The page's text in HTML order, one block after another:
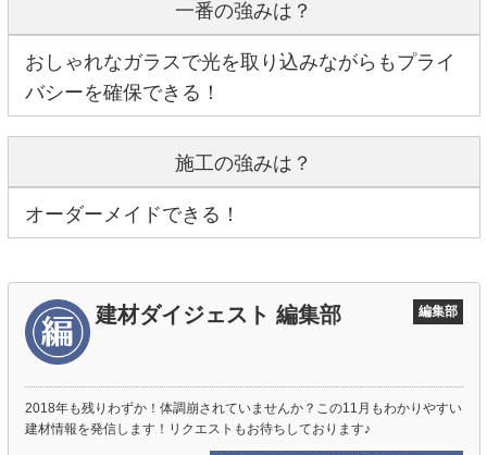
一番の強みは？
おしゃれなガラスで光を取り込みながらもプライ
バシーを確保できる！
施工の強みは？
オーダーメイドできる！
建材ダイジェスト 編集部 編集部
2018年も残りわずか！体調崩されていませんか？この11月もわかりやすい
建材情報を発信します！リクエストもお待ちしております♪